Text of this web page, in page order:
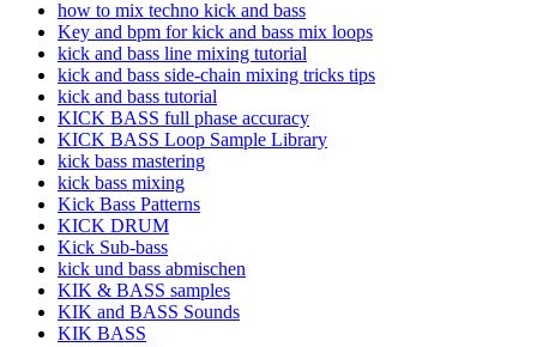
how to mix techno kick and bass
Key and bpm for kick and bass mix loops
kick and bass line mixing tutorial
kick and bass side-chain mixing tricks tips
kick and bass tutorial
KICK BASS full phase accuracy
KICK BASS Loop Sample Library
kick bass mastering
kick bass mixing
Kick Bass Patterns
KICK DRUM
Kick Sub-bass
kick und bass abmischen
KIK & BASS samples
KIK and BASS Sounds
KIK BASS